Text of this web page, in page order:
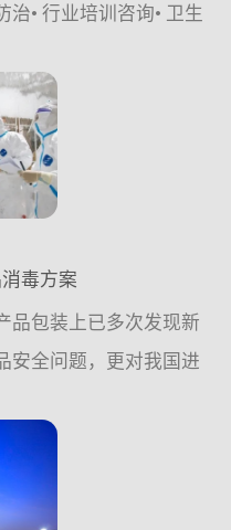
治• 行业培训咨询• 卫生
毒方案
品包装上已多次发现新
安全问题，更对我国进
全面对的一项迫在眉睫
，广...